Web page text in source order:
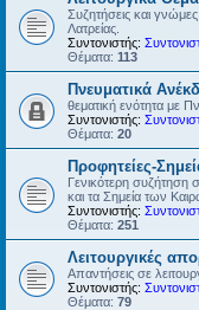
Συζητήσεις και
Λατρείας.
Συντονιστής:
Θέματα: 113
Πνευματικά
θεματική ενότητα με
Συντονιστής:
Θέματα: 20
Προφητείες-
Γενικότερη συζήτηση
και τα Σημεία των
Συντονιστής:
Θέματα: 251
Λειτουργικές
Απαντήσεις σε
Συντονιστής:
Θέματα: 79